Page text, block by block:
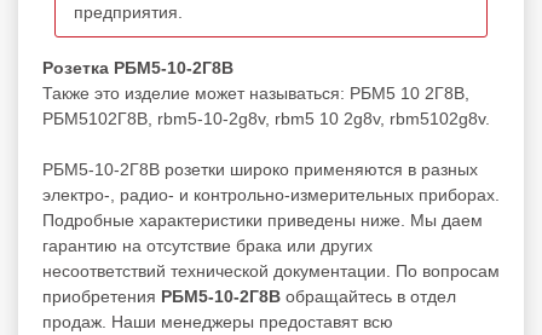
предприятия.
Розетка РБМ5-10-2Г8В
Также это изделие может называться: РБМ5 10 2Г8В,
РБМ5102Г8В, rbm5-10-2g8v, rbm5 10 2g8v, rbm5102g8v.
РБМ5-10-2Г8В розетки широко применяются в разных
электро-, радио- и контрольно-измерительных приборах.
Подробные характеристики приведены ниже. Мы даем
гарантию на отсутствие брака или других
несоответствий технической документации. По вопросам
приобретения РБМ5-10-2Г8В обращайтесь в отдел
продаж. Наши менеджеры предоставят всю